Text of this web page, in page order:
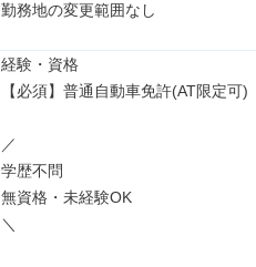
勤務地の変更範囲なし
経験・資格
【必須】普通自動車免許(AT限定可)
／
学歴不問
無資格・未経験OK
＼